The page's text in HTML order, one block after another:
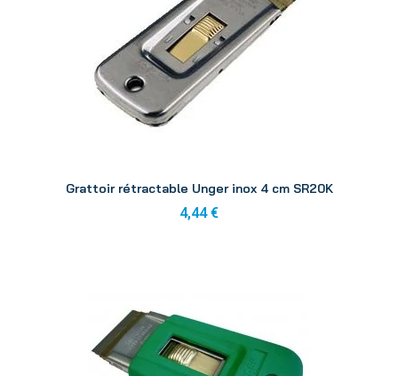
Grattoir rétractable Unger inox 4 cm SR20K
4,44 €